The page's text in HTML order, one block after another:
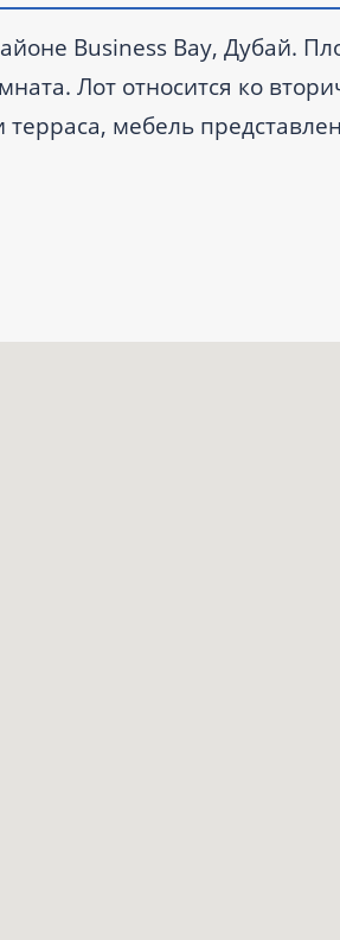
Business Bay, Дубай.
Лот относится ко
терраса, мебель
1.